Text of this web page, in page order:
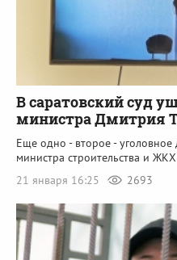
В саратовский суд
министра Дмитрия
Еще одно - второе -
министра строительства и ЖКХ
21 января 16:25
2693